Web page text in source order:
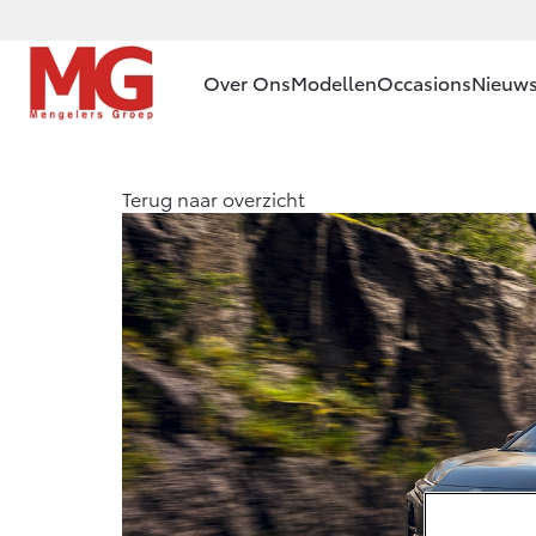
Over Ons
Ons bedrijf
Contact en
Route
Vacatures
Klantbeoordelingen
Modellen
Vanaf € 23.750,-
Corolla Hatchback
HYBRIDE
Occasions
Terug naar overzicht